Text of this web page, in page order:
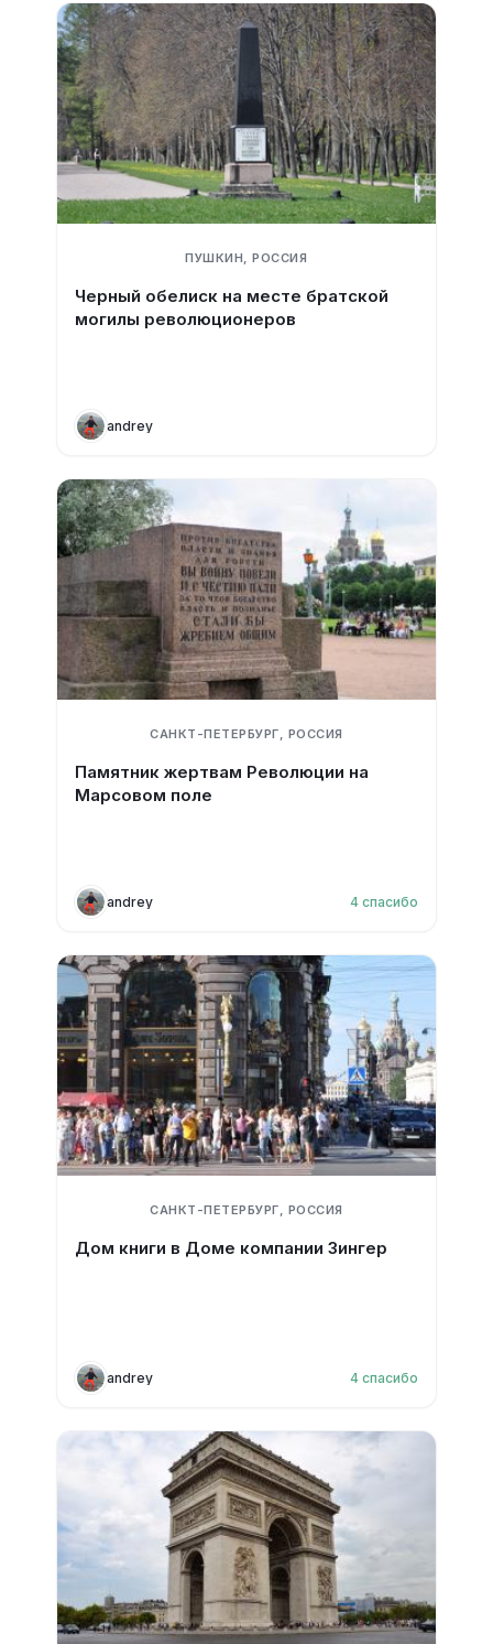
ПУШКИН, РОССИЯ
Черный обелиск на месте братской
могилы революционеров
andrey
САНКТ-ПЕТЕРБУРГ, РОССИЯ
Памятник жертвам Революции на
Марсовом поле
andrey 4 спасибо
САНКТ-ПЕТЕРБУРГ, РОССИЯ
Дом книги в Доме компании Зингер
andrey 4 спасибо